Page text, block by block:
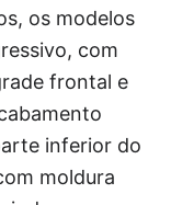
os modelos
com
frontal e
inferior do
moldura